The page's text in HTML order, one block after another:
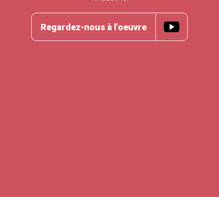
Regardez-nous à l’oeuvre